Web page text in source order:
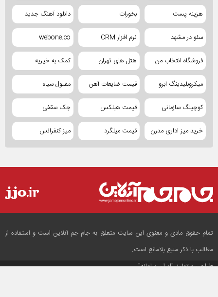
هزینه پست بخورات دانلود آهنگ جدید
سئو در مشهد نرم افزار CRM webone.co
فروشگاه انتخاب من هتل های تهران کمک به خیریه
میکروبلیدینگ ابرو قیمت ضایعات آهن مفتول سیاه
کوچینگ سازمانی قیمت هبلکس جک سقفی
خرید میز اداری مدرن قیمت میلگرد میز کنفرانس
تمام حقوق مادی و معنوی این سایت متعلق به جام جم آنلاین است و استفاده از
مطالب با ذکر منبع بلامانع است.
طراحی و تولید"ایران سامانه"